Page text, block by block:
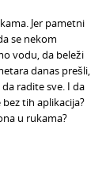
Jer pametni
se nekom
vodu, da beleži
danas prešli,
radite sve. I da
tih aplikacija?
u rukama?